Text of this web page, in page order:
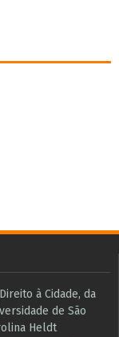
à Cidade, da
de São
Heldt